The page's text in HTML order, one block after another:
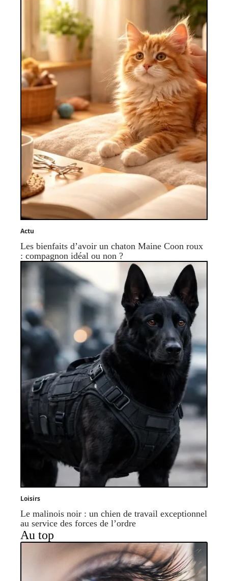
Actu
Les bienfaits d’avoir un chaton Maine Coon roux
: compagnon idéal ou non ?
Loisirs
Le malinois noir : un chien de travail exceptionnel
au service des forces de l’ordre
Au top